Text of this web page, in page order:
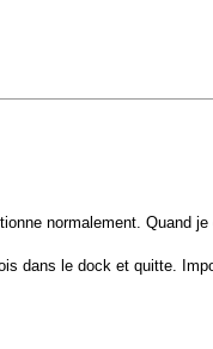
normalement. Quand je
dans le dock et quitte.